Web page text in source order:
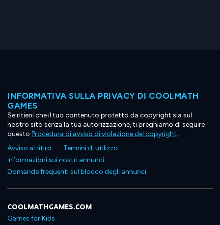
INFORMATIVA SULLA PRIVACY DI COOLMATH
GAMES
Se ritieni che il tuo contenuto protetto da copyright sia sul
nostro sito senza la tua autorizzazione, ti preghiamo di seguire
questo Procedura di avviso di violazione del copyright.
Avviso al ritiro
Termini di utilizzo
Informazioni sui nostri annunci
Domande frequenti sul blocco degli annunci
COOLMATHGAMES.COM
Games for Kids